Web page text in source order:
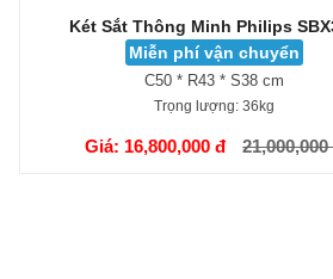
Két Sắt Thông Minh Philips
Miễn phí vận chuyển
C50 * R43 * S38 cm
Trọng lượng: 36kg
Giá: 16,800,000 đ 21,000,000
GIỎ HÀNG